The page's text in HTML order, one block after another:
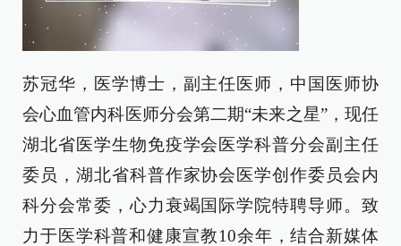
苏冠华，医学博士，副主任医师，中国医师协
会心血管内科医师分会第二期“未来之星”，现任
湖北省医学生物免疫学会医学科普分会副主任
委员，湖北省科普作家协会医学创作委员会内
科分会常委，心力衰竭国际学院特聘导师。致
力于医学科普和健康宣教10余年，结合新媒体